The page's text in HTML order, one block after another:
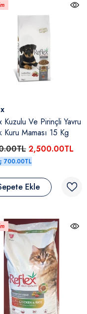
Kuzulu Ve Pirinçli Yavru
Kuru Maması 15 Kg
2,500.00TL
700.00TL
Ekle